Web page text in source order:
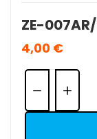
4,00 €
Quantité: